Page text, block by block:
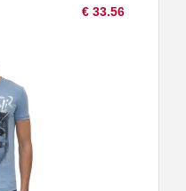
€ 33.56